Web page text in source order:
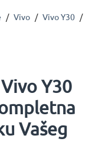
/ Vivo / Vivo Y30 /
Y30
Vašeg